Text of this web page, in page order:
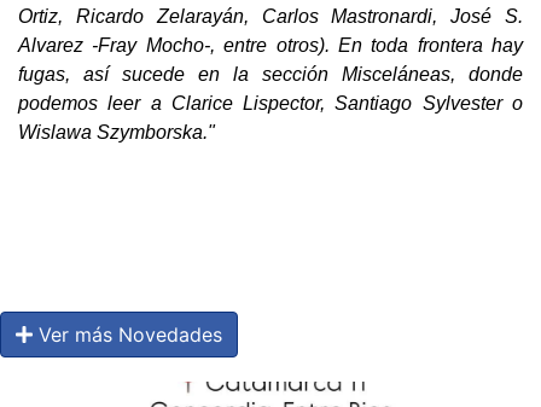
Ortiz, Ricardo Zelarayán, Carlos Mastronardi, José S.
Alvarez -Fray Mocho-, entre otros). En toda frontera hay
fugas, así sucede en la sección Misceláneas, donde
podemos leer a Clarice Lispector, Santiago Sylvester o
Wislawa Szymborska."
Ver más Novedades